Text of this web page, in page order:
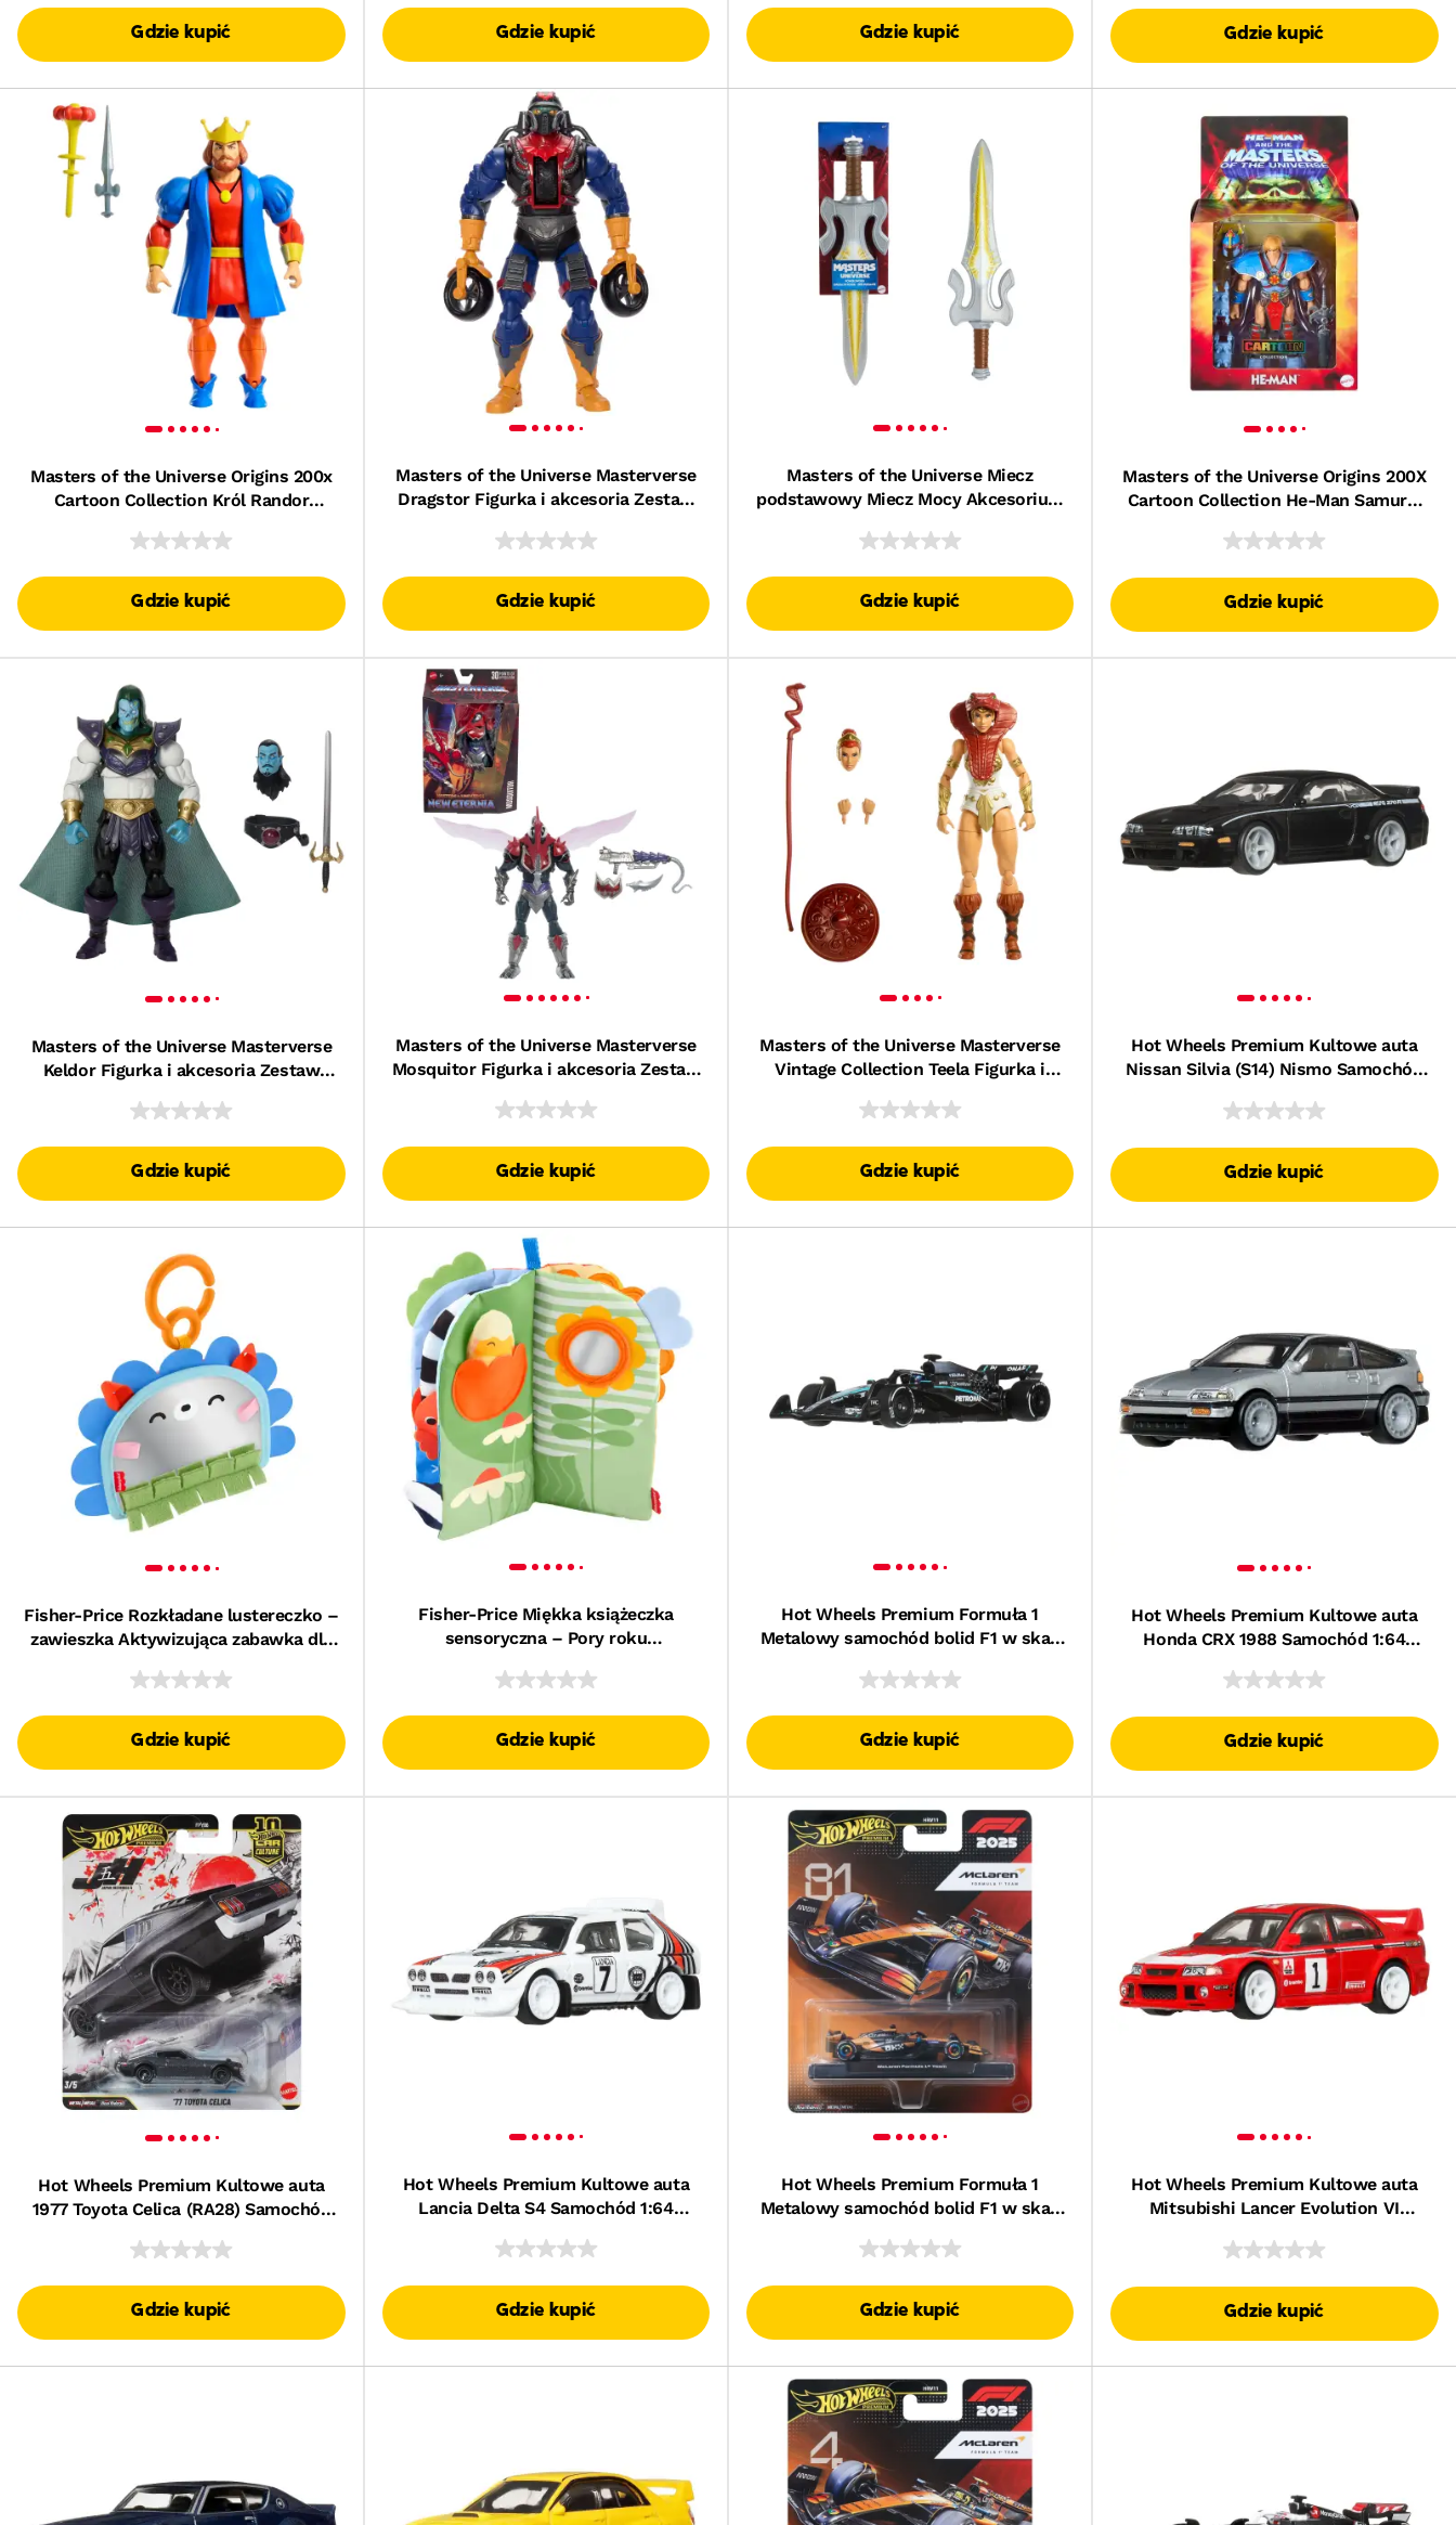
Gdzie kupić Gdzie kupić Gdzie kupić Gdzie kupić
Masters of the Universe Origins 200x
Cartoon Collection Król Randor
Gdzie kupić
Masters of the Universe Masterverse
Dragstor Figurka i akcesoria Zestaw
Gdzie kupić
Masters of the Universe Miecz
podstawowy Miecz Mocy Akcesorium
Gdzie kupić
Masters of the Universe Origins 200X
Cartoon Collection He-Man Samuraj
Gdzie kupić
Masters of the Universe Masterverse
Keldor Figurka i akcesoria Zestaw
Gdzie kupić
Masters of the Universe Masterverse
Mosquitor Figurka i akcesoria Zestaw
Gdzie kupić
Masters of the Universe Masterverse
Vintage Collection Teela Figurka i
6+, fanów i kolekcjonerów
Gdzie kupić
Hot Wheels Premium Kultowe auta
Nissan Silvia (S14) Nismo Samochód
Gdzie kupić
Fisher-Price Rozkładane lustereczko –
zawieszka Aktywizująca zabawka dla
Gdzie kupić
Fisher-Price Miękka książeczka
sensoryczna – Pory roku
dla niemowląt i noworodków 0+
Gdzie kupić
Hot Wheels Premium Formuła 1
Metalowy samochód bolid F1 w skali
#63 Auto dla kolekcjonerów
Gdzie kupić
Hot Wheels Premium Kultowe auta
Honda CRX 1988 Samochód 1:64
Gdzie kupić
Hot Wheels Premium Kultowe auta
1977 Toyota Celica (RA28) Samochód
Gdzie kupić
Hot Wheels Premium Kultowe auta
Lancia Delta S4 Samochód 1:64
Gdzie kupić
Hot Wheels Premium Formuła 1
Metalowy samochód bolid F1 w skali
dla kolekcjonerów
Gdzie kupić
Hot Wheels Premium Kultowe auta
Mitsubishi Lancer Evolution VI
Gdzie kupić